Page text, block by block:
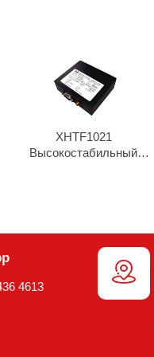
XHTF1021
Высокостабильный
4613
